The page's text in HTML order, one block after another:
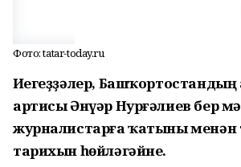
Фото: tatar-today.ru
Иҫегеҙҙәлер,
артисы Əнүәр Нурғәлиев бер
журналистарға ҡатыны
тарихын һөйләгәйне.